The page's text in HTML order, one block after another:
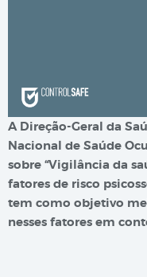
A Direção-Geral da
Nacional de Saúde
sobre “Vigilância da
fatores de risco
tem como objetivo
nesses fatores em